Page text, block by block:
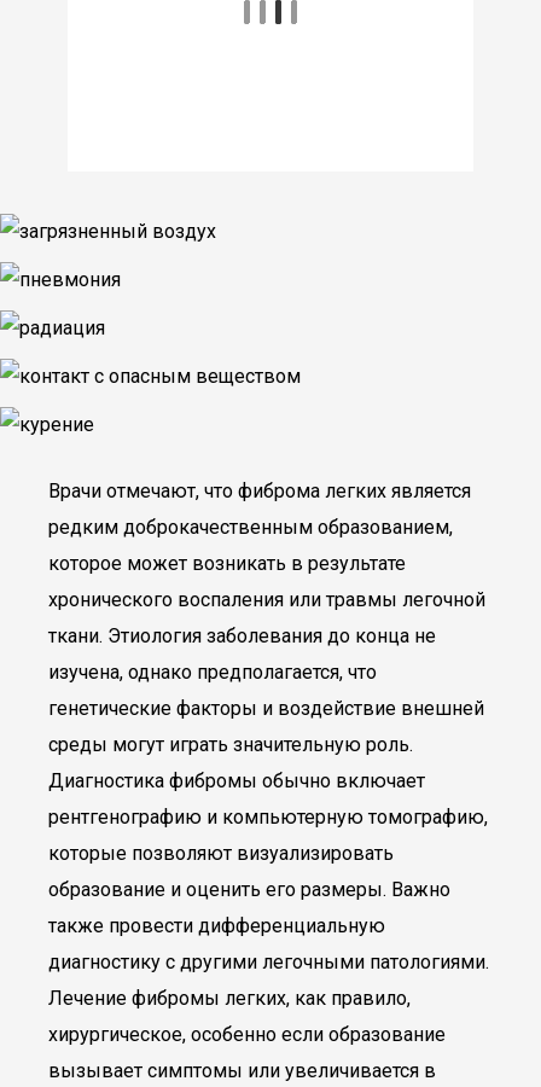
Врачи отмечают, что фиброма легких является
редким доброкачественным образованием,
которое может возникать в результате
хронического воспаления или травмы легочной
ткани. Этиология заболевания до конца не
изучена, однако предполагается, что
генетические факторы и воздействие внешней
среды могут играть значительную роль.
Диагностика фибромы обычно включает
рентгенографию и компьютерную томографию,
которые позволяют визуализировать
образование и оценить его размеры. Важно
также провести дифференциальную
диагностику с другими легочными патологиями.
Лечение фибромы легких, как правило,
хирургическое, особенно если образование
вызывает симптомы или увеличивается в